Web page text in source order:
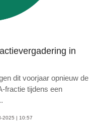
in
dit voorjaar opnieuw de
fractie tijdens een
2025 | 10:57